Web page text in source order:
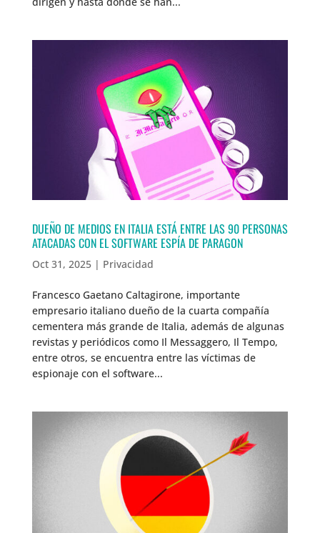
DUEÑO DE MEDIOS EN ITALIA ESTÁ ENTRE LAS 90 PERSONAS
ATACADAS CON EL SOFTWARE ESPÍA DE PARAGON
Oct 31, 2025| Privacidad
Francesco Gaetano Caltagirone, importante
empresario italiano dueño de la cuarta compañía
cementera más grande de Italia, además de algunas
revistas y periódicos como Il Messaggero, Il Tempo,
entre otros, se encuentra entre las víctimas de
espionaje con el software...